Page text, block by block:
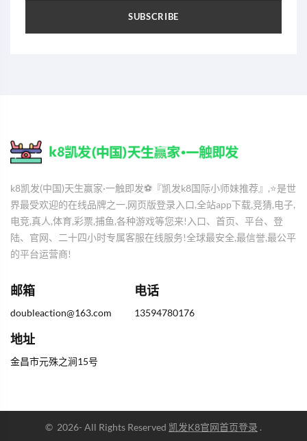
SUBSCRIBE
k8凯发(中国)天生赢家·一触即发⚽️『凯发k8国际小师妹推荐』,⭐️是世
界最受欢迎的在线品牌之一,网页版登录入口,全站app下载,竞猜,电子,
电竞,真人,体育,彩票,捕鱼,各种游戏等您来!入口、首页、平台、登
陆、官网、二十四小时专属客服在线服务!全球最安全,最信誉,最公平
的平台运营商!
邮箱
doubleaction@163.com
电话
13594780176
地址
金昌市元殊之涧15号
© 2026- All Rights Reserved 凯发K8官网首页登录 .